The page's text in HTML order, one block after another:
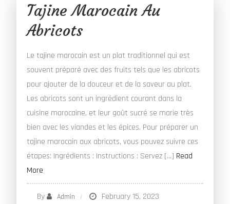
Tajine Marocain Au
Abricots
Le tajine marocain est un plat traditionnel qui est
souvent préparé avec des fruits tels que les abricots
pour ajouter de la douceur et de la saveur au plat.
Les abricots sont un ingrédient courant dans la
cuisine marocaine, et leur goût sucré se marie très
bien avec les viandes et les épices. Pour préparer un
tajine marocain aux abricots, vous pouvez suivre ces
étapes: Ingrédients : Instructions : Servez […] Read
More
By Admin February 15, 2023